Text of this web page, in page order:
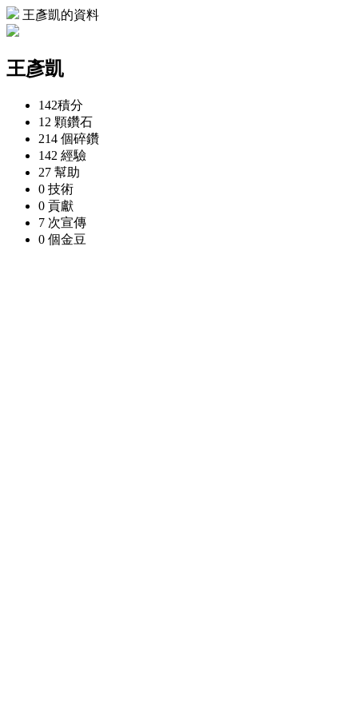
王彥凱的資料
王彥凱
142積分
12 顆鑽石
214 個碎鑽
142 經驗
27 幫助
0 技術
0 貢獻
7 次宣傳
0 個金豆